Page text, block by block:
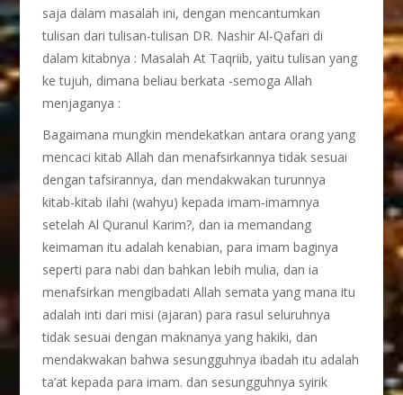
saja dalam masalah ini, dengan mencantumkan
tulisan dari tulisan-tulisan DR. Nashir Al-Qafari di
dalam kitabnya : Masalah At Taqriib, yaitu tulisan yang
ke tujuh, dimana beliau berkata -semoga Allah
menjaganya :
Bagaimana mungkin mendekatkan antara orang yang
mencaci kitab Allah dan menafsirkannya tidak sesuai
dengan tafsirannya, dan mendakwakan turunnya
kitab-kitab ilahi (wahyu) kepada imam-imamnya
setelah Al Quranul Karim?, dan ia memandang
keimaman itu adalah kenabian, para imam baginya
seperti para nabi dan bahkan lebih mulia, dan ia
menafsirkan mengibadati Allah semata yang mana itu
adalah inti dari misi (ajaran) para rasul seluruhnya
tidak sesuai dengan maknanya yang hakiki, dan
mendakwakan bahwa sesungguhnya ibadah itu adalah
ta’at kepada para imam. dan sesungguhnya syirik